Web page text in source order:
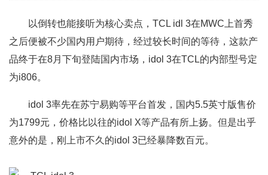
以倒转也能接听为核心卖点，TCL idl 3在MWC上首秀
之后便被不少国内用户期待，经过较长时间的等待，这款产
品终于在8月下旬登陆国内市场，idol 3在TCL的内部型号定
为i806。
idol 3率先在苏宁易购等平台首发，国内5.5英寸版售价
为1799元，价格比以往的idol X等产品有所上扬。但是出乎
意外的是，刚上市不久的idol 3已经暴降数百元。